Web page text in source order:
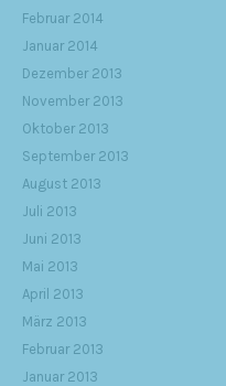
Februar 2014
Januar 2014
Dezember 2013
November 2013
Oktober 2013
September 2013
August 2013
Juli 2013
Juni 2013
Mai 2013
April 2013
März 2013
Februar 2013
Januar 2013